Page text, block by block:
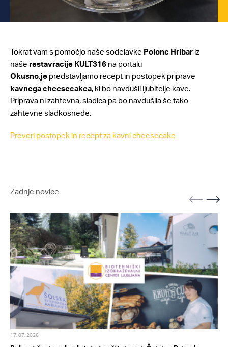
Tokrat vam s pomočjo naše sodelavke Polone Hribar iz
naše restavracije KULT316 na portalu
Okusno.je predstavljamo recept in postopek priprave
kavnega cheesecakea, ki bo navdušil ljubitelje kave.
Priprava ni zahtevna, sladica pa bo navdušila še tako
zahtevne sladkosnede.
Preveri postopek in recept za kavni cheesecake
Zadnje novice
17. 07. 2026